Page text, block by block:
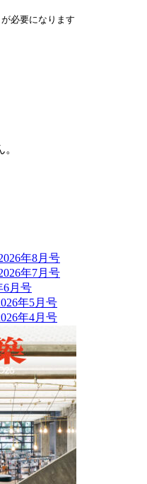
必要になります
年8月号
年7月号
6月号
年5月号
年4月号